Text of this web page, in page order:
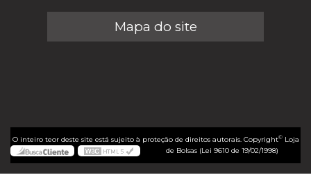
Mapa do site
O inteiro teor deste site está sujeito à proteção de direitos autorais. Copyright©Loja
de Bolsas (Lei 9610 de 19/02/1998)